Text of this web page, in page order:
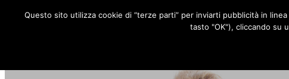
RUBRICHE
Questo sito utilizza cookie di “terze parti” per inviarti pubblicità in
tasto "OK"), cliccando su